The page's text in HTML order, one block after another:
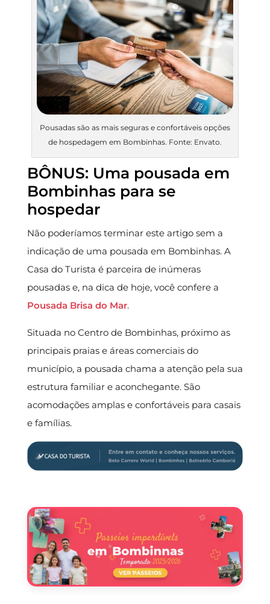
Pousadas são as mais seguras e confortáveis opções
de hospedagem em Bombinhas. Fonte: Envato.
BÔNUS: Uma pousada em
Bombinhas para se
hospedar
Não poderíamos terminar este artigo sem a
indicação de uma pousada em Bombinhas. A
Casa do Turista é parceira de inúmeras
pousadas e, na dica de hoje, você confere a
Pousada Brisa do Mar.
Situada no Centro de Bombinhas, próximo as
principais praias e áreas comerciais do
município, a pousada chama a atenção pela sua
estrutura familiar e aconchegante. São
acomodações amplas e confortáveis para casais
e famílias.